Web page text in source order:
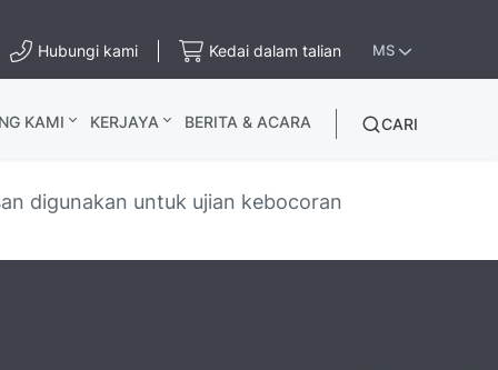
Hubungi kami Kedai dalam talian MS
KAMI KERJAYA BERITA & ACARA CARI
digunakan untuk ujian kebocoran